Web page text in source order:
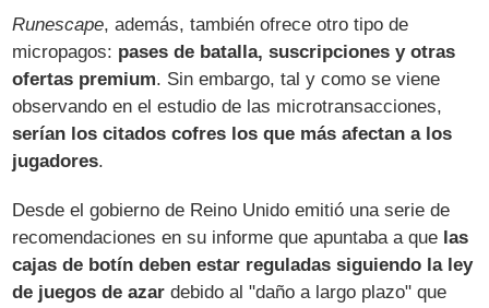
Runescape, además, también ofrece otro tipo de
micropagos: pases de batalla, suscripciones y otras
ofertas premium. Sin embargo, tal y como se viene
observando en el estudio de las microtransacciones,
serían los citados cofres los que más afectan a los
jugadores.
Desde el gobierno de Reino Unido emitió una serie de
recomendaciones en su informe que apuntaba a que las
cajas de botín deben estar reguladas siguiendo la ley
de juegos de azar debido al "daño a largo plazo" que